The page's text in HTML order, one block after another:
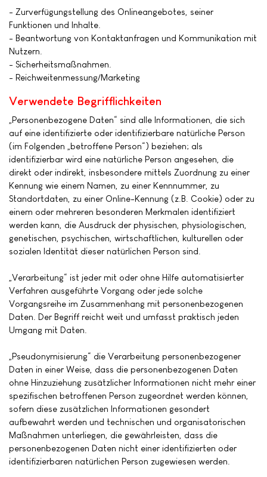
- Zurverfügungstellung des Onlineangebotes, seiner
Funktionen und Inhalte.
- Beantwortung von Kontaktanfragen und Kommunikation mit
Nutzern.
- Sicherheitsmaßnahmen.
- Reichweitenmessung/Marketing
Verwendete Begrifflichkeiten
„Personenbezogene Daten“ sind alle Informationen, die sich
auf eine identifizierte oder identifizierbare natürliche Person
(im Folgenden „betroffene Person“) beziehen; als
identifizierbar wird eine natürliche Person angesehen, die
direkt oder indirekt, insbesondere mittels Zuordnung zu einer
Kennung wie einem Namen, zu einer Kennnummer, zu
Standortdaten, zu einer Online-Kennung (z.B. Cookie) oder zu
einem oder mehreren besonderen Merkmalen identifiziert
werden kann, die Ausdruck der physischen, physiologischen,
genetischen, psychischen, wirtschaftlichen, kulturellen oder
sozialen Identität dieser natürlichen Person sind.
„Verarbeitung“ ist jeder mit oder ohne Hilfe automatisierter
Verfahren ausgeführte Vorgang oder jede solche
Vorgangsreihe im Zusammenhang mit personenbezogenen
Daten. Der Begriff reicht weit und umfasst praktisch jeden
Umgang mit Daten.
„Pseudonymisierung“ die Verarbeitung personenbezogener
Daten in einer Weise, dass die personenbezogenen Daten
ohne Hinzuziehung zusätzlicher Informationen nicht mehr einer
spezifischen betroffenen Person zugeordnet werden können,
sofern diese zusätzlichen Informationen gesondert
aufbewahrt werden und technischen und organisatorischen
Maßnahmen unterliegen, die gewährleisten, dass die
personenbezogenen Daten nicht einer identifizierten oder
identifizierbaren natürlichen Person zugewiesen werden.